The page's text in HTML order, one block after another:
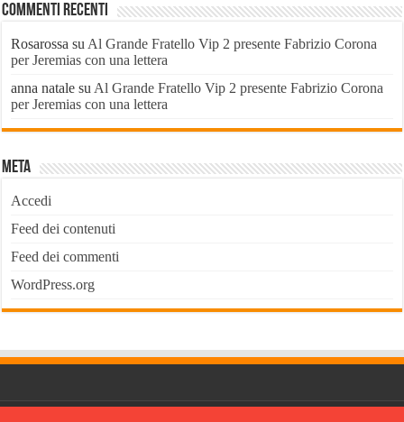
Commenti recenti
Rosarossa su Al Grande Fratello Vip 2 presente Fabrizio Corona
per Jeremias con una lettera
anna natale su Al Grande Fratello Vip 2 presente Fabrizio Corona
per Jeremias con una lettera
Meta
Accedi
Feed dei contenuti
Feed dei commenti
WordPress.org